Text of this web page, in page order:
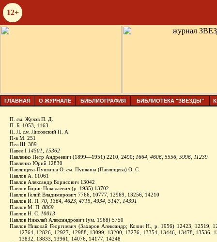
12+
ГЛАВНАЯ О ЖУРНАЛЕ БИБЛИОГРАФИЯ БИБЛИОТЕКА "ЗВЕЗДЫ"
П. см. Жуков П. Д.
П. Б. 1053, 1163
П. Л. см. Лисовский П. А.
П‑в М. 251
Пел Ш. 389
Павел I 14501, 15362
Павленко Петр Андреевич (1899—1951) 2210, 2490; 1664, 4606, 5556, 5996, 11239
Павленко Юрий 12830
Павлищева-Пушкина О. см. Пушкина (Павлищева) О. С.
Павлов А. 11061
Павлов Александр Борисович 13042
Павлов Борис Николаевич (р. 1935) 13702
Павлов Гелий Владимирович 7766, 10777, 12969, 13256, 14210
Павлов И. П. 70, 1364, 4623, 4715, 4934, 5147, 14391
Павлов М. П. 8869
Павлов Н. С. 10013
Павлов Николай Александрович (ум. 1968) 5750
Павлов Николай Георгиевич (Захаров Александр; Колин Н., р. 1956) 12423, 12519,
12764, 12826, 12927, 12988, 13099, 13200, 13276, 13354, 13446, 13478, 13536,
13832, 13833, 13961, 14076, 14177, 14248